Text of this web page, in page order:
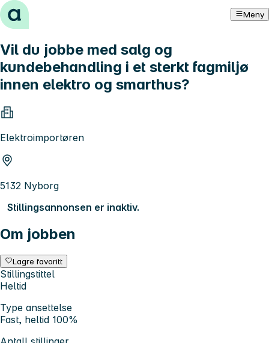
Hopp til innhold Meny
Vil du jobbe med salg og
kundebehandling i et sterkt fagmiljø
innen elektro og smarthus?
Elektroimportøren
5132 Nyborg
Stillingsannonsen er inaktiv.
Om jobben
Lagre favoritt
Stillingstittel
Heltid
Type ansettelse
Fast, heltid 100%